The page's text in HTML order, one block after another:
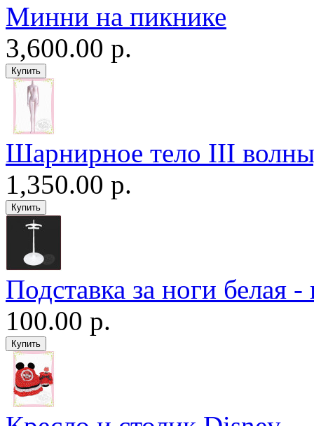
Минни на пикнике
3,600.00 р.
Шарнирное тело III
1,350.00 р.
Подставка за ноги белая
100.00 р.